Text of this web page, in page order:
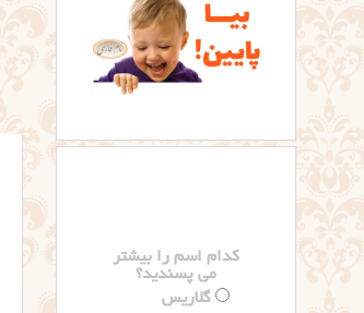
کدام اسم را بیشتر
می پسندید؟
گلاریس